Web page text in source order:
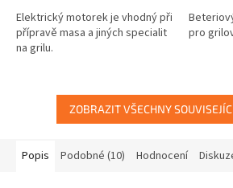
Elektrický motorek je vhodný při
přípravě masa a jiných specialit
na grilu.
pro
ZOBRAZIT VŠECHNY
Popis Podobné (10) Hodnocení